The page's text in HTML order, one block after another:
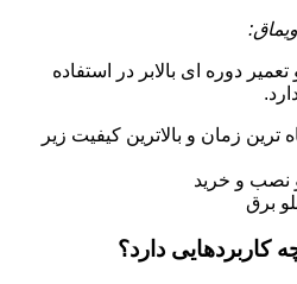
تعمیر دوره ای بالابر در استفاده
ترین زمان و بالاترین کیفیت زیر
نصب و خرید
برق
دارد؟